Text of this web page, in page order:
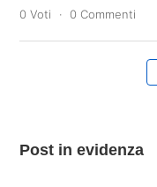
0 Voti 0 Commenti
Post in evidenza